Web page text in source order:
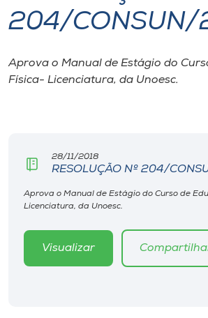
I.nova
Diplomados
CPA
Biblioteca
Editora
204/CONSUN/
Aprova o Manual de Estágio do
Física- Licenciatura, da Unoesc.
28/11/2018
RESOLUÇÃO Nº 204/
Aprova o Manual de Estágio do Curso de
Licenciatura, da Unoesc.
Visualizar